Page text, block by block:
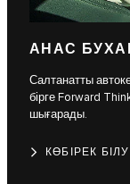
АНАС
Салтанатты
бірге Forward
шығарады.
КӨБІРЕК БІЛУ